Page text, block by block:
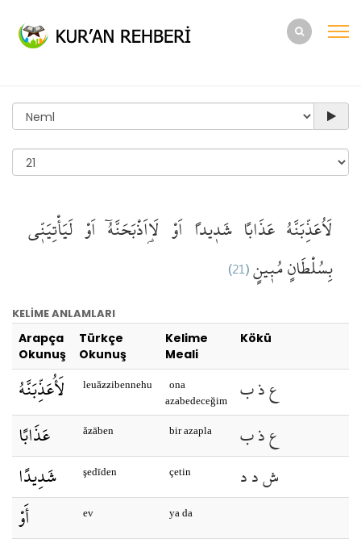
لَاُعَذِّبَنَّهُعَذَاباًشَد۪يداًاَوْ لَا۬اَذْبَحَنَّهُٓ اَوْ لَيَأْتِيَنّ۪ي
بِسُلْطَانٍمُب۪ينٍ(21)
KELİME ANLAMLARI
Arapça
Okunuş
Türkçe
Okunuş
Kelime
Meali
Kökü
لَأُعَذِّبَنَّهُ leuǎƶƶibennehu
ona
azabedeceğim
ع ذ ب
عَذَابًا
ǎƶāben bir azapla
ع ذ ب
شَدِيدًا
şedīden çetin
ش د د
أَوْ
ev ya da